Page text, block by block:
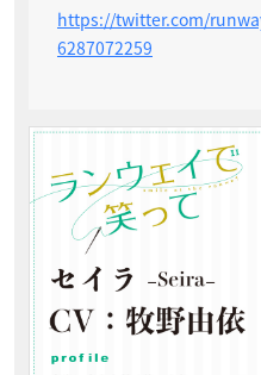
https://twitter.com/
6287072259